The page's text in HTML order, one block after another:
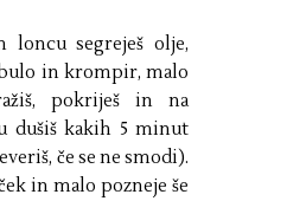
loncu segreješ olje,
in krompir, malo
pokriješ in na
dušiš kakih 5 minut
če se ne smodi).
in malo pozneje še